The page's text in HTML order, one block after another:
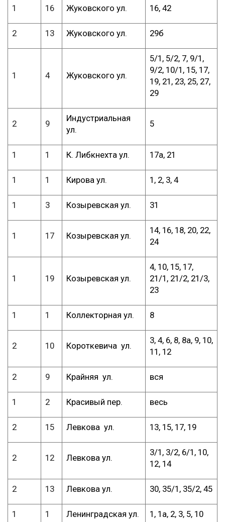
1 16 Жуковского ул. 16, 42
2 13 Жуковского ул. 29б
1 4 Жуковского ул.
5/1, 5/2, 7, 9/1,
9/2, 10/1, 15, 17,
19, 21, 23, 25, 27,
29
2 9
Индустриальная
ул.
5
1 1 К. Либкнехта ул. 17а, 21
1 1 Кирова ул. 1, 2, 3, 4
1 3 Козыревская ул. 31
1 17 Козыревская ул.
14, 16, 18, 20, 22,
24
1 19 Козыревская ул.
4, 10, 15, 17,
21/1, 21/2, 21/3,
23
1 1 Коллекторная ул. 8
2 10 Короткевича ул.
3, 4, 6, 8, 8а, 9, 10,
11, 12
2 9 Крайняя ул. вся
1 2 Красивый пер. весь
2 15 Левкова ул. 13, 15, 17, 19
2 12 Левкова ул.
3/1, 3/2, 6/1, 10,
12, 14
2 13 Левкова ул. 30, 35/1, 35/2, 45
1 1 Ленинградская ул. 1, 1а, 2, 3, 5, 10